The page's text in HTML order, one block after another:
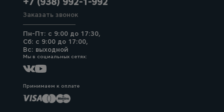
Заказать звонок
Пн-Пт: с 9:00 до 17:30,
Сб: с 9:00 до 17:00,
Вс: выходной
Мы в социальных сетях:
Принимаем к оплате